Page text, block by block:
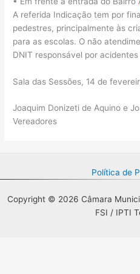
A referida Indicação tem por
pedestres, principalmente às
para as escolas. O não
DNIT responsável por
Sala das Sessões, 14 de
Joaquim Donizeti de Aquino e
Vereadores
Política de
Copyright © 2026 Câmara
FSI / IPTI